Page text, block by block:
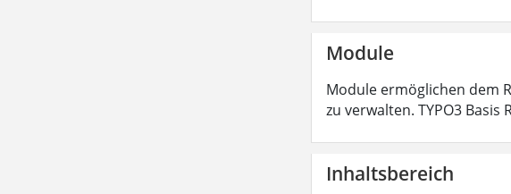
Module
Module ermöglichen dem
zu verwalten. TYPO3
Inhaltsbereich